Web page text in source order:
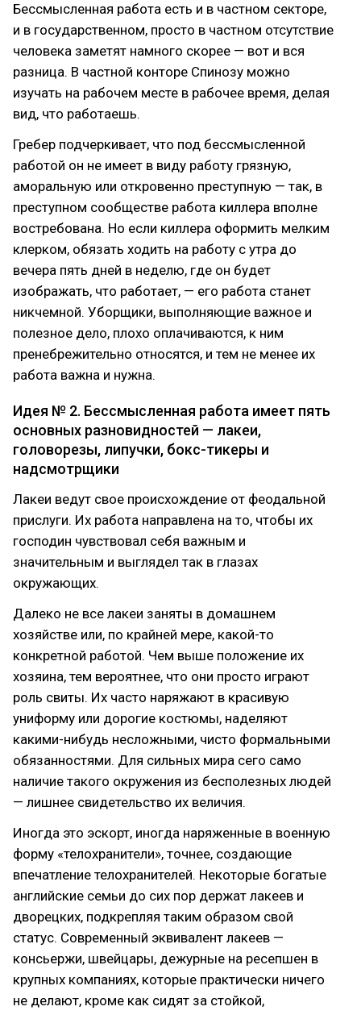
Бессмысленная работа есть и в частном секторе,
и в государственном, просто в частном отсутствие
человека заметят намного скорее — вот и вся
разница. В частной конторе Спинозу можно
изучать на рабочем месте в рабочее время, делая
вид, что работаешь.
Гребер подчеркивает, что под бессмысленной
работой он не имеет в виду работу грязную,
аморальную или откровенно преступную — так, в
преступном сообществе работа киллера вполне
востребована. Но если киллера оформить мелким
клерком, обязать ходить на работу с утра до
вечера пять дней в неделю, где он будет
изображать, что работает, — его работа станет
никчемной. Уборщики, выполняющие важное и
полезное дело, плохо оплачиваются, к ним
пренебрежительно относятся, и тем не менее их
работа важна и нужна.
Идея № 2. Бессмысленная работа имеет пять
основных разновидностей — лакеи,
головорезы, липучки, бокс-тикеры и
надсмотрщики
Лакеи ведут свое происхождение от феодальной
прислуги. Их работа направлена на то, чтобы их
господин чувствовал себя важным и
значительным и выглядел так в глазах
окружающих.
Далеко не все лакеи заняты в домашнем
хозяйстве или, по крайней мере, какой-то
конкретной работой. Чем выше положение их
хозяина, тем вероятнее, что они просто играют
роль свиты. Их часто наряжают в красивую
униформу или дорогие костюмы, наделяют
какими-нибудь несложными, чисто формальными
обязанностями. Для сильных мира сего само
наличие такого окружения из бесполезных людей
— лишнее свидетельство их величия.
Иногда это эскорт, иногда наряженные в военную
форму «телохранители», точнее, создающие
впечатление телохранителей. Некоторые богатые
английские семьи до сих пор держат лакеев и
дворецких, подкрепляя таким образом свой
статус. Современный эквивалент лакеев —
консьержи, швейцары, дежурные на ресепшен в
крупных компаниях, которые практически ничего
не делают, кроме как сидят за стойкой,